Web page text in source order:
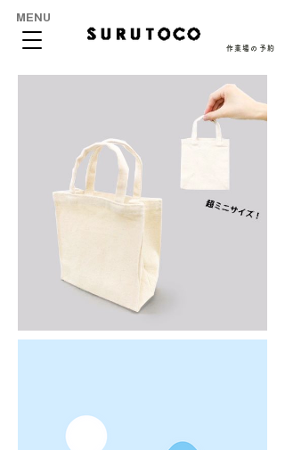
MENU
作業場の予約